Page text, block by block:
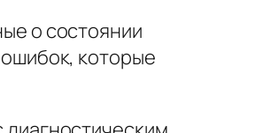
о состоянии
которые